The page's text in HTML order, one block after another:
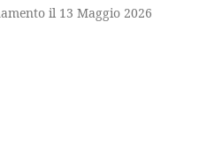
il 13 Maggio 2026